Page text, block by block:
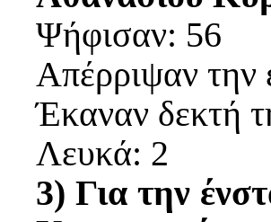
Ψήφισαν: 56
Απέρριψαν την
Έκαναν δεκτή
Λευκά: 2
3) Για την